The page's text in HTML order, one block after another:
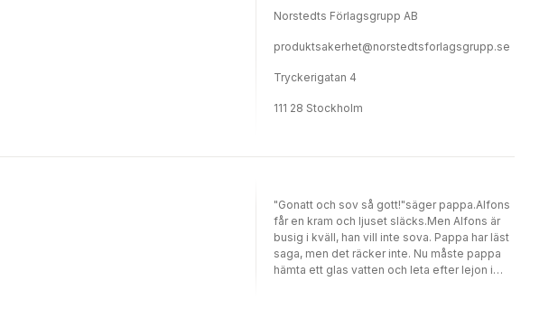
Norstedts Förlagsgrupp AB
produktsakerhet@norstedtsforlagsgrupp.se
Tryckerigatan 4
111 28 Stockholm
"Gonatt och sov så gott!"säger pappa.Alfons
får en kram och ljuset släcks.Men Alfons är
busig i kväll, han vill inte sova. Pappa har läst
saga, men det räcker inte. Nu måste pappa
hämta ett glas vatten och leta efter lejon i